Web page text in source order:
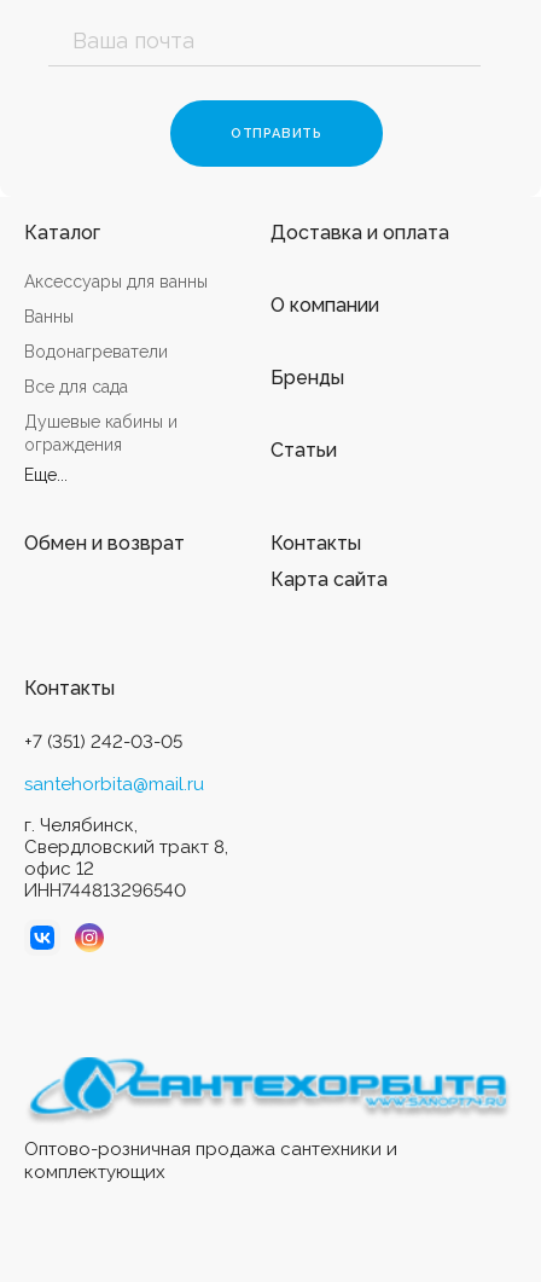
Оптово-розничная продажа сантехники и
комплектующих
Каталог
Аксессуары для ванны
Ванны
Водонагреватели
Все для сада
Душевые кабины и
ограждения
Еще...
Доставка и оплата
О компании
Бренды
Статьи
Обмен и возврат
Контакты
Карта сайта
Контакты
+7 (351) 242-03-05
santehorbita@mail.ru
г. Челябинск,
Свердловский тракт 8,
офис 12
ИНН744813296540